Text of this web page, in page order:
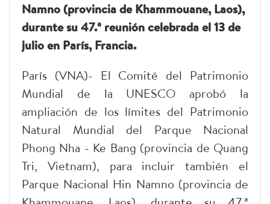
Namno (provincia de Khammouane, Laos),
durante su 47.ª reunión celebrada el 13 de
julio en París, Francia.
París (VNA)- El Comité del Patrimonio
Mundial de la UNESCO aprobó la
ampliación de los límites del Patrimonio
Natural Mundial del Parque Nacional
Phong Nha - Ke Bang (provincia de Quang
Tri, Vietnam), para incluir también el
Parque Nacional Hin Namno (provincia de